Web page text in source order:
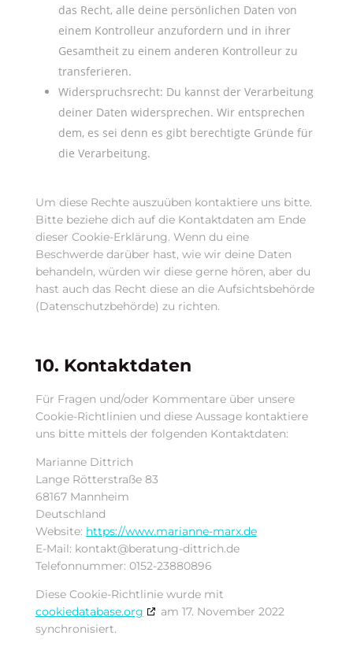
das Recht, alle deine persönlichen Daten von
einem Kontrolleur anzufordern und in ihrer
Gesamtheit zu einem anderen Kontrolleur zu
transferieren.
Widerspruchsrecht: Du kannst der Verarbeitung
deiner Daten widersprechen. Wir entsprechen
dem, es sei denn es gibt berechtigte Gründe für
die Verarbeitung.
Um diese Rechte auszuüben kontaktiere uns bitte.
Bitte beziehe dich auf die Kontaktdaten am Ende
dieser Cookie-Erklärung. Wenn du eine
Beschwerde darüber hast, wie wir deine Daten
behandeln, würden wir diese gerne hören, aber du
hast auch das Recht diese an die Aufsichtsbehörde
(Datenschutzbehörde) zu richten.
10. Kontaktdaten
Für Fragen und/oder Kommentare über unsere
Cookie-Richtlinien und diese Aussage kontaktiere
uns bitte mittels der folgenden Kontaktdaten:
Marianne Dittrich
Lange Rötterstraße 83
68167 Mannheim
Deutschland
Website: https://www.marianne-marx.de
E-Mail: kontakt@beratung-dittrich.de
Telefonnummer: 0152-23880896
Diese Cookie-Richtlinie wurde mit
cookiedatabase.org
am 17. November 2022
synchronisiert.